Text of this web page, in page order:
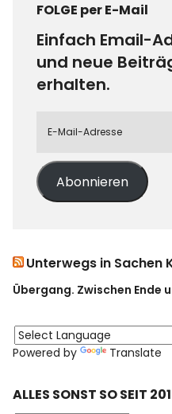
FOLGE per E-Mail
Einfach Email-
und neue
erhalten.
Abonnieren
Unterwegs in Sachen
Übergang. Zwischen Ende
Powered by Translate
ALLES SONST SO SEIT